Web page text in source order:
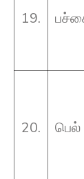
19.
20. பெல்